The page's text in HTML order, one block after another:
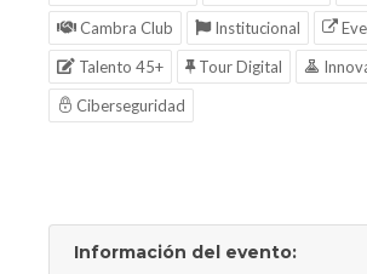
Cambra Club
Institucional
Talento 45+
Tour Digital
Ciberseguridad
Información del evento: